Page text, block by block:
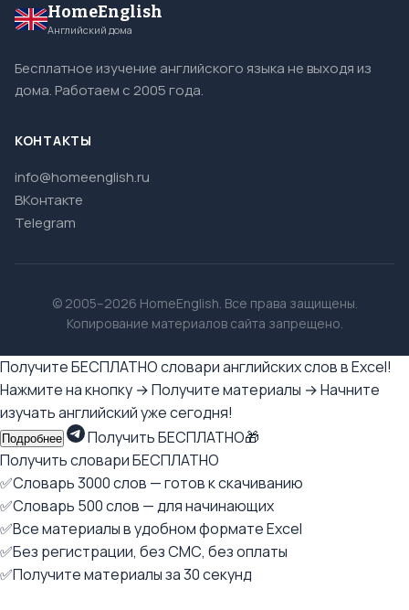
HomeEnglish
Английский дома
Бесплатное изучение английского языка не выходя из
дома. Работаем с 2005 года.
КОНТАКТЫ
info@homeenglish.ru
ВКонтакте
Telegram
© 2005–2026 HomeEnglish. Все права защищены.
Копирование материалов сайта запрещено.
Получите БЕСПЛАТНО словари английских слов в Excel!
Нажмите на кнопку → Получите материалы → Начните
изучать английский уже сегодня!
Подробнее
Получить БЕСПЛАТНО🎁
Получить словари БЕСПЛАТНО
✅Словарь 3000 слов — готов к скачиванию
✅Словарь 500 слов — для начинающих
✅Все материалы в удобном формате Excel
✅Без регистрации, без СМС, без оплаты
✅Получите материалы за 30 секунд